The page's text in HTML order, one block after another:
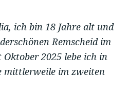
ich bin 18 Jahre alt und
Remscheid im
Oktober 2025 lebe ich in
mittlerweile im zweiten